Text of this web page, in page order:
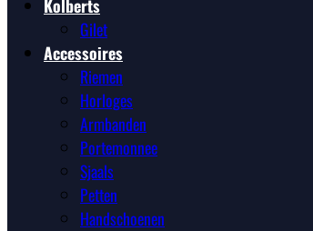
Kolberts
Gilet
Accessoires
Riemen
Horloges
Armbanden
Portemonnee
Sjaals
Petten
Handschoenen